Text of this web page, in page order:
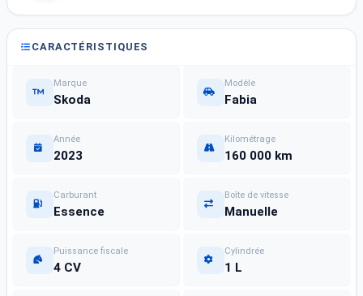
CARACTÉRISTIQUES
Marque
Skoda
Modèle
Fabia
Année
2023
Kilométrage
160 000 km
Carburant
Essence
Boîte de vitesse
Manuelle
Puissance fiscale
4 CV
Cylindrée
1 L